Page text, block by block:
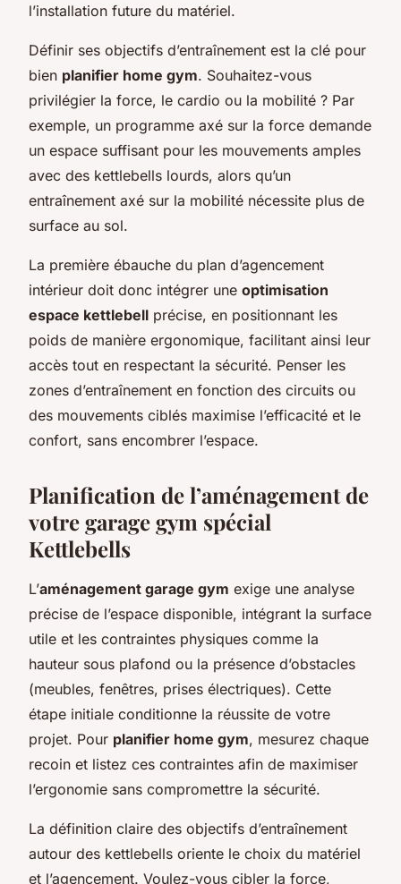
l’installation future du matériel.
Définir ses objectifs d’entraînement est la clé pour
bien planifier home gym. Souhaitez-vous
privilégier la force, le cardio ou la mobilité ? Par
exemple, un programme axé sur la force demande
un espace suffisant pour les mouvements amples
avec des kettlebells lourds, alors qu’un
entraînement axé sur la mobilité nécessite plus de
surface au sol.
La première ébauche du plan d’agencement
intérieur doit donc intégrer une optimisation
espace kettlebell précise, en positionnant les
poids de manière ergonomique, facilitant ainsi leur
accès tout en respectant la sécurité. Penser les
zones d’entraînement en fonction des circuits ou
des mouvements ciblés maximise l’efficacité et le
confort, sans encombrer l’espace.
Planification de l’aménagement de
votre garage gym spécial
Kettlebells
L’aménagement garage gym exige une analyse
précise de l’espace disponible, intégrant la surface
utile et les contraintes physiques comme la
hauteur sous plafond ou la présence d’obstacles
(meubles, fenêtres, prises électriques). Cette
étape initiale conditionne la réussite de votre
projet. Pour planifier home gym, mesurez chaque
recoin et listez ces contraintes afin de maximiser
l’ergonomie sans compromettre la sécurité.
La définition claire des objectifs d’entraînement
autour des kettlebells oriente le choix du matériel
et l’agencement. Voulez-vous cibler la force,